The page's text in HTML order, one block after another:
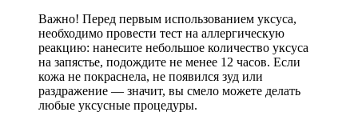
Важно! Перед первым использованием уксуса,
необходимо провести тест на аллергическую
реакцию: нанесите небольшое количество уксуса
на запястье, подождите не менее 12 часов. Если
кожа не покраснела, не появился зуд или
раздражение — значит, вы смело можете делать
любые уксусные процедуры.